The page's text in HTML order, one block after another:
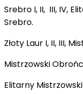
Srebro I, II, III, IV,
Srebro.
Złoty Laur I, II, III,
Mistrzowski
Elitarny